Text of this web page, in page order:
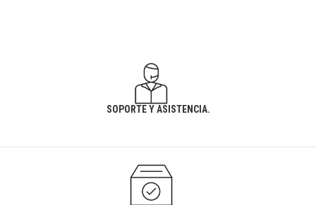
SOPORTE Y ASISTENCIA.